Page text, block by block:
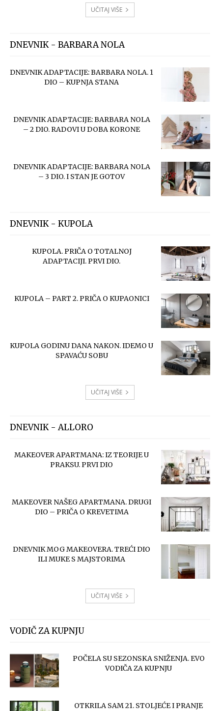
UČITAJ VIŠE
DNEVNIK - BARBARA NOLA
DNEVNIK ADAPTACIJE: BARBARA NOLA. 1
DIO – KUPNJA STANA
DNEVNIK ADAPTACIJE: BARBARA NOLA
– 2 DIO. RADOVI U DOBA KORONE
DNEVNIK ADAPTACIJE: BARBARA NOLA
– 3 DIO. I STAN JE GOTOV
DNEVNIK - KUPOLA
KUPOLA. PRIČA O TOTALNOJ
ADAPTACIJI. PRVI DIO.
KUPOLA – PART 2. PRIČA O KUPAONICI
KUPOLA GODINU DANA NAKON. IDEMO U
SPAVAĆU SOBU
UČITAJ VIŠE
DNEVNIK - ALLORO
MAKEOVER APARTMANA: IZ TEORIJE U
PRAKSU. PRVI DIO
MAKEOVER NAŠEG APARTMANA. DRUGI
DIO – PRIČA O KREVETIMA
DNEVNIK MOG MAKEOVERA. TREĆI DIO
ILI MUKE S MAJSTORIMA
UČITAJ VIŠE
VODIČ ZA KUPNJU
POČELA SU SEZONSKA SNIŽENJA. EVO
VODIČA ZA KUPNJU
OTKRILA SAM 21. STOLJEĆE I PRANJE